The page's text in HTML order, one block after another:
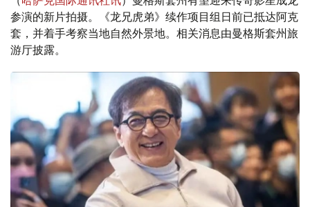
参演的新片拍摄。《龙兄虎弟》续作项目组日前已抵达阿克
套，并着手考察当地自然外景地。相关消息由曼格斯套州旅
游厅披露。